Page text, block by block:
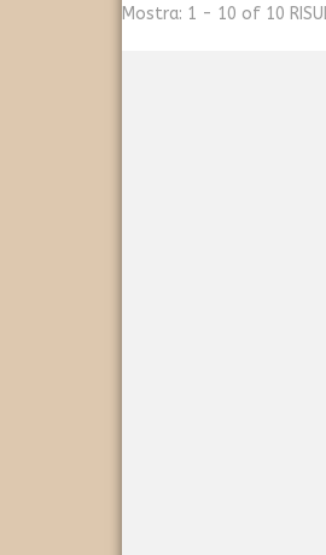
Mostra: 1 - 10 of 10